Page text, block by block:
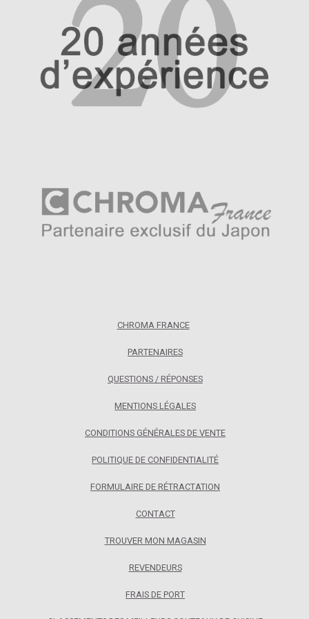
CHROMA FRANCE
PARTENAIRES
QUESTIONS / RÉPONSES
MENTIONS LÉGALES
CONDITIONS GÉNÉRALES DE VENTE
POLITIQUE DE CONFIDENTIALITÉ
FORMULAIRE DE RÉTRACTATION
CONTACT
TROUVER MON MAGASIN
REVENDEURS
FRAIS DE PORT